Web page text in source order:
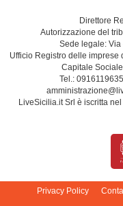
Direttore
Autorizzazione del
Sede legale:
Ufficio Registro delle imprese
Capitale
Tel.:
LiveSicilia.it Srl è iscritta
Privacy Policy